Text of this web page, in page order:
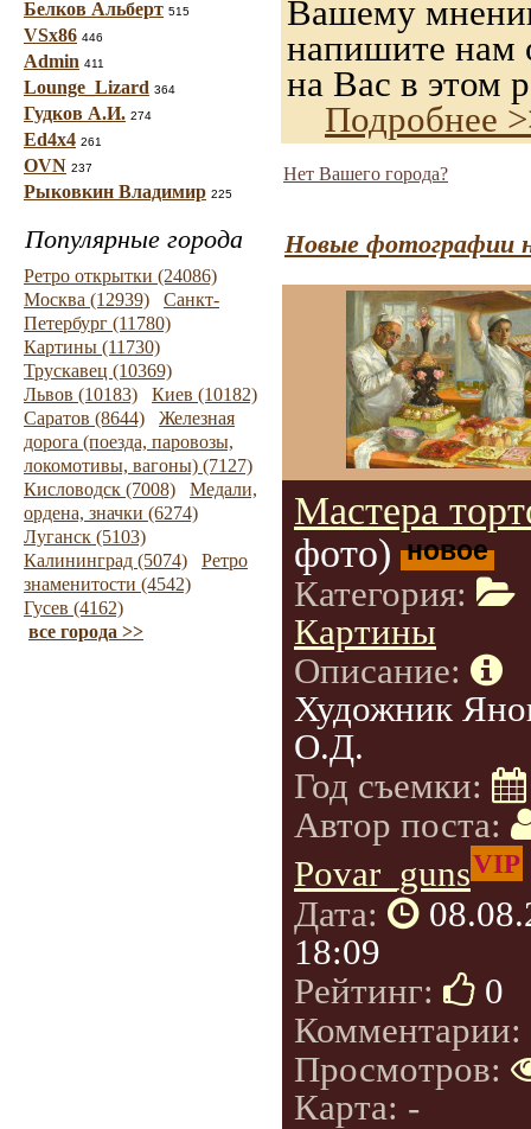
Белков Альберт 515
VSx86 446
Admin 411
Lounge_Lizard 364
Гудков А.И. 274
Ed4x4 261
OVN 237
Рыковкин Владимир 225
Популярные города
Ретро открытки (24086)
Москва (12939)
Санкт-
Петербург (11780)
Картины (11730)
Трускавец (10369)
Львов (10183)
Киев (10182)
Саратов (8644)
Железная
дорога (поезда, паровозы,
локомотивы, вагоны) (7127)
Кисловодск (7008)
Медали,
ордена, значки (6274)
Луганск (5103)
Калининград (5074)
Ретро
знаменитости (4542)
Гусев (4162)
все города >>
Вашему
напишите нам
на Вас в этом
Подробнее
Нет Вашего города?
Новые фотографии
Мастера
фото) новое
Категория:
Картины
Описание:
Художник
О.Д.
Год съемки:
Автор поста:
Povar_gunsVIP
Дата:
18:09
Рейтинг:
0
Комментарии:
Просмотров:
Карта: -